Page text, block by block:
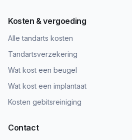
Kosten & vergoeding
Alle tandarts kosten
Tandartsverzekering
Wat kost een beugel
Wat kost een implantaat
Kosten gebitsreiniging
Contact